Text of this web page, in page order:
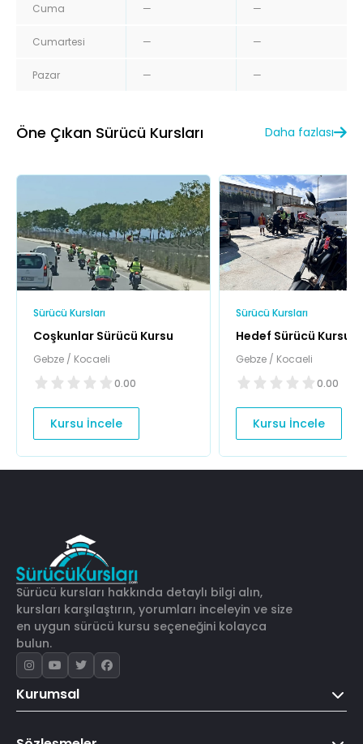
Cuma — —
Cumartesi — —
Pazar — —
Öne Çıkan Sürücü Kursları Daha fazlası
Sürücü Kursları
Coşkunlar Sürücü Kursu
Gebze / Kocaeli
0.00
Kursu İncele
Sürücü Kursları
Hedef Sürücü Kursu
Gebze / Kocaeli
0.00
Kursu İncele
Sürücü kursları hakkında detaylı bilgi alın,
kursları karşılaştırın, yorumları inceleyin ve size
en uygun sürücü kursu seçeneğini kolayca
bulun.
Kurumsal